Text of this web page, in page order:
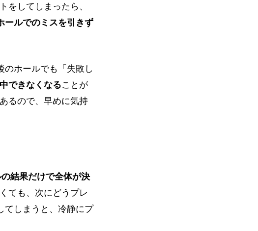
をしてしまったら、
ールでのミスを引きず
ホールでも「失敗し
できなくなることが
るので、早めに気持
結果だけで全体が決
ても、次にどうプレ
てしまうと、冷静にプ